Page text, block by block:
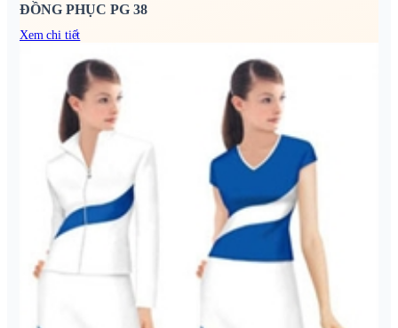
ĐỒNG PHỤC PG 38
Xem chi tiết